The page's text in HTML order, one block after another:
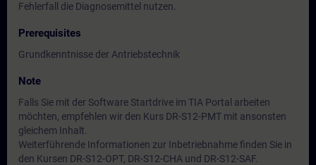
Fehlerfall die Diagnosemittel nutzen.
Prerequisites
Grundkenntnisse der Antriebstechnik
Note
Falls Sie mit der Software Startdrive im TIA Portal arbeiten
möchten, empfehlen wir den Kurs DR-S12-PMT mit ansonsten
gleichem Inhalt.
Weiterführende Informationen zur Inbetriebnahme finden Sie in
den Kursen DR-S12-OPT, DR-S12-CHA und DR-S12-SAF.